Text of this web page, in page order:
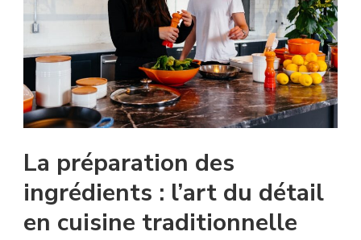
La préparation des
ingrédients : l’art du détail
en cuisine traditionnelle